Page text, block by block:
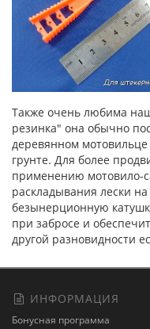
Также очень любима
резинка" она обычно
деревянном
грунте. Для более
применению мотовило-
раскладывания лески
безынерционную
при забросе и
другой разновидности
ИНФОРМАЦИЯ
Бонусная программа